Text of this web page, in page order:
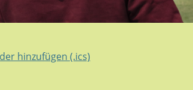
hinzufügen (.ics)